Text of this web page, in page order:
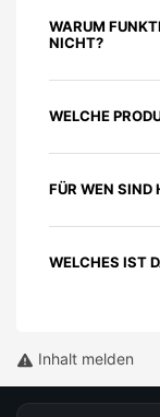
WARUM
NICHT?
WELCHE
FÜR WEN SIND
WELCHES IST
Inhalt melden